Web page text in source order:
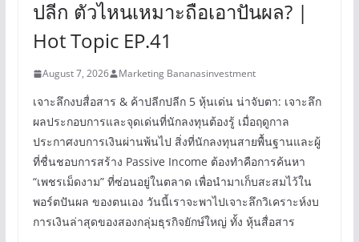
ปลีก ตัวไหนเหมาะถือเอาปันผล? |
Hot Topic EP.41
August 7, 2026 Marketing Bananasinvestment
เจาะลึกงบสื่อสาร & ค้าปลีกปลีก 5 หุ้นเด่น น่าจับตา: เจาะลึก
ผลประกอบการและจุดเด่นที่นักลงทุนต้องรู้ เมื่อฤดูกาล
ประกาศงบการเงินผ่านพ้นไป สิ่งที่นักลงทุนสายพื้นฐานและผู้
ที่ชื่นชอบการสร้าง Passive Income ต้องทำคือการค้นหา
“เพชรเม็ดงาม” ที่ซ่อนอยู่ในตลาด เพื่อนำมาเก็บสะสมไว้ใน
พอร์ตปันผล ของตนเอง วันนี้เราจะพาไปเจาะลึกวิเคราะห์งบ
การเงินล่าสุดของสองกลุ่มธุรกิจยักษ์ใหญ่ ทั้ง หุ้นสื่อสาร